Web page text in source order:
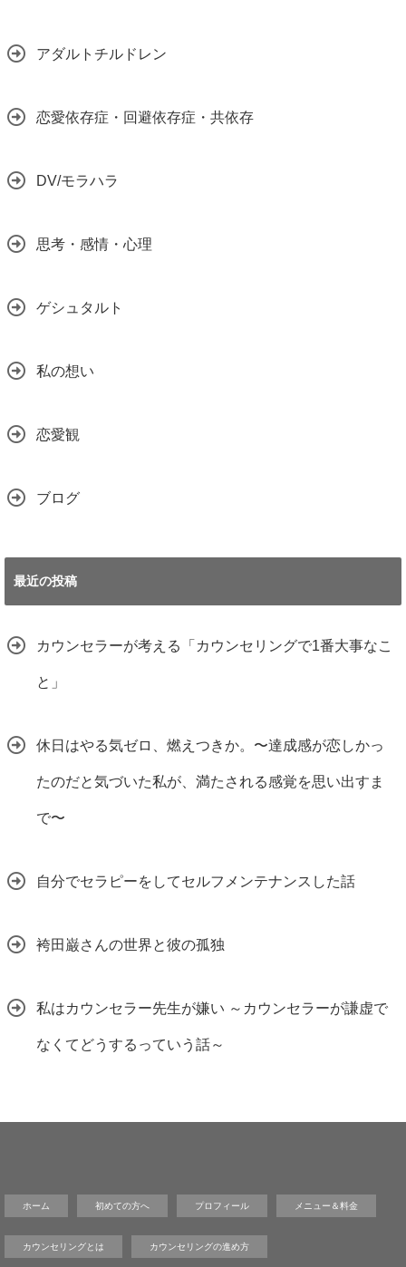
アダルトチルドレン
恋愛依存症・回避依存症・共依存
DV/モラハラ
思考・感情・心理
ゲシュタルト
私の想い
恋愛観
ブログ
最近の投稿
カウンセラーが考える「カウンセリングで1番大事なこ
と」
休日はやる気ゼロ、燃えつきか。〜達成感が恋しかっ
たのだと気づいた私が、満たされる感覚を思い出すま
で〜
自分でセラピーをしてセルフメンテナンスした話
袴田巌さんの世界と彼の孤独
私はカウンセラー先生が嫌い ～カウンセラーが謙虚で
なくてどうするっていう話～
ホーム 初めての方へ プロフィール メニュー＆料金
カウンセリングとは カウンセリングの進め方